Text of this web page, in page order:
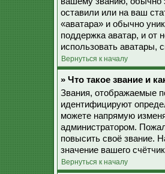
оставили или на ваш
«аватара» и обычно
поддержка аватар, и от
использовать аватары,
Вернуться к началу
» Что такое звание и
Звания, отображаемые
идентифицируют
можете напрямую
администратором.
повысить своё звание.
значение вашего
Вернуться к началу